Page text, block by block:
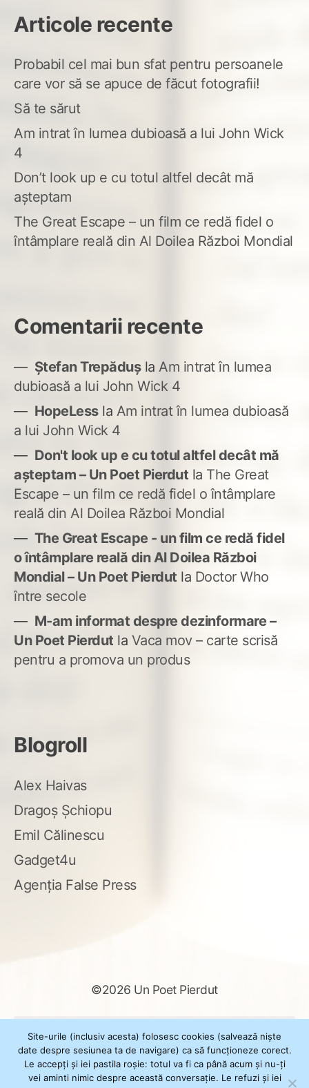
Articole recente
Probabil cel mai bun sfat pentru persoanele
care vor să se apuce de făcut fotografii!
Să te sărut
Am intrat în lumea dubioasă a lui John Wick
4
Don’t look up e cu totul altfel decât mă
așteptam
The Great Escape – un film ce redă fidel o
întâmplare reală din Al Doilea Război Mondial
Comentarii recente
Ștefan Trepădușla Am intrat în lumea
dubioasă a lui John Wick 4
HopeLessla Am intrat în lumea dubioasă
a lui John Wick 4
Don't look up e cu totul altfel decât mă
așteptam – Un Poet Pierdut la The Great
Escape – un film ce redă fidel o întâmplare
reală din Al Doilea Război Mondial
The Great Escape - un film ce redă fidel
o întâmplare reală din Al Doilea Război
Mondial – Un Poet Pierdut la Doctor Who
între secole
M-am informat despre dezinformare –
Un Poet Pierdut la Vaca mov – carte scrisă
pentru a promova un produs
Blogroll
Alex Haivas
Dragoș Șchiopu
Emil Călinescu
Gadget4u
Agenția False Press
©2026 Un Poet Pierdut
după:
Site-urile (inclusiv acesta) folosesc cookies (salvează niște
date despre sesiunea ta de navigare) ca să funcționeze corect.
Le accepți și iei pastila roșie: totul va fi ca până acum și nu-ți
vei aminti nimic despre această conversație. Le refuzi și iei